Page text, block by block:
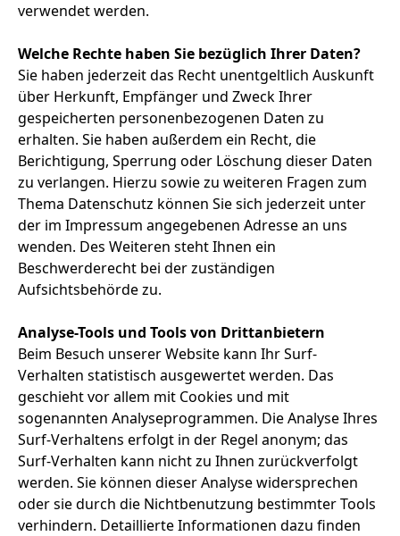
verwendet werden.
Welche Rechte haben Sie bezüglich Ihrer Daten?
Sie haben jederzeit das Recht unentgeltlich Auskunft
über Herkunft, Empfänger und Zweck Ihrer
gespeicherten personenbezogenen Daten zu
erhalten. Sie haben außerdem ein Recht, die
Berichtigung, Sperrung oder Löschung dieser Daten
zu verlangen. Hierzu sowie zu weiteren Fragen zum
Thema Datenschutz können Sie sich jederzeit unter
der im Impressum angegebenen Adresse an uns
wenden. Des Weiteren steht Ihnen ein
Beschwerderecht bei der zuständigen
Aufsichtsbehörde zu.
Analyse-Tools und Tools von Drittanbietern
Beim Besuch unserer Website kann Ihr Surf-
Verhalten statistisch ausgewertet werden. Das
geschieht vor allem mit Cookies und mit
sogenannten Analyseprogrammen. Die Analyse Ihres
Surf-Verhaltens erfolgt in der Regel anonym; das
Surf-Verhalten kann nicht zu Ihnen zurückverfolgt
werden. Sie können dieser Analyse widersprechen
oder sie durch die Nichtbenutzung bestimmter Tools
verhindern. Detaillierte Informationen dazu finden